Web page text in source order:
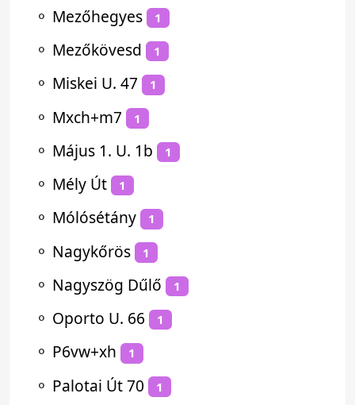
⚬ Mezőhegyes 1
⚬ Mezőkövesd 1
⚬ Miskei U. 47 1
⚬ Mxch+m7 1
⚬ Május 1. U. 1b 1
⚬ Mély Út 1
⚬ Mólósétány 1
⚬ Nagykőrös 1
⚬ Nagyszög Dűlő 1
⚬ Oporto U. 66 1
⚬ P6vw+xh 1
⚬ Palotai Út 70 1